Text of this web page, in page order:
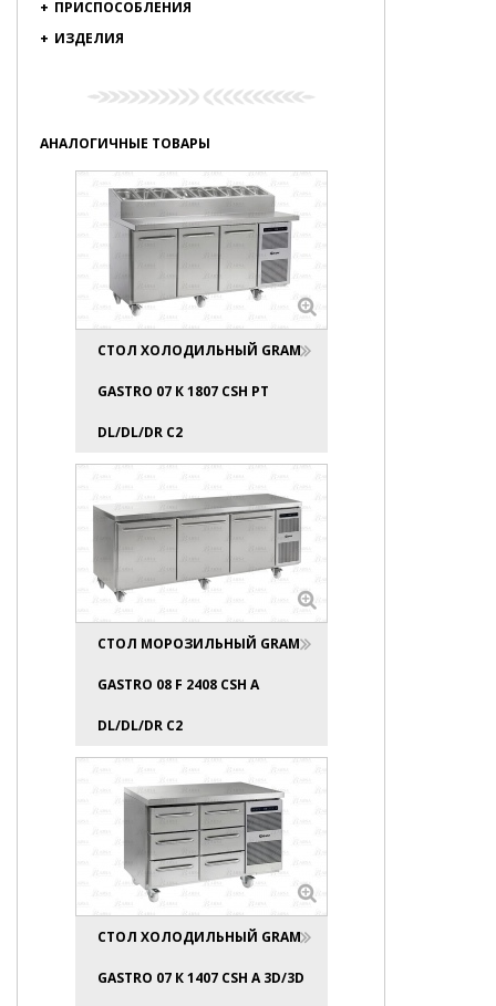
+ ПРИСПОСОБЛЕНИЯ
+ ИЗДЕЛИЯ
АНАЛОГИЧНЫЕ ТОВАРЫ
СТОЛ ХОЛОДИЛЬНЫЙ GRAM
GASTRO 07 К 1807 CSH PT
DL/DL/DR C2
СТОЛ МОРОЗИЛЬНЫЙ GRAM
GASTRO 08 F 2408 CSH A
DL/DL/DR C2
СТОЛ ХОЛОДИЛЬНЫЙ GRAM
GASTRO 07 К 1407 CSH A 3D/3D